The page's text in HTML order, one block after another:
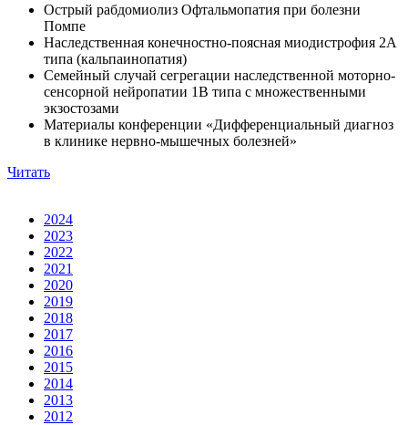
Острый рабдомиолиз Офтальмопатия при болезни
Помпе
Наследственная конечностно-поясная миодистрофия 2А
типа (кальпаинопатия)
Семейный случай сегрегации наследственной моторно-
сенсорной нейропатии 1В типа с множественными
экзостозами
Материалы конференции «Дифференциальный диагноз
в клинике нервно-мышечных болезней»
Читать
2024
2023
2022
2021
2020
2019
2018
2017
2016
2015
2014
2013
2012